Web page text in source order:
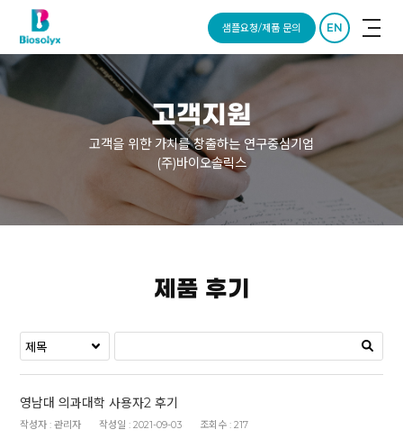
샘플요청/제품 문의 EN
고객지원
고객을 위한 가치를 창출하는 연구중심기업
(주)바이오솔릭스
제품 후기
영남대 의과대학 사용자2 후기
관리자 2021-09-03 217